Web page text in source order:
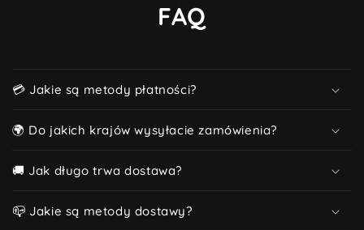
FAQ
💳 Jakie są metody płatności?
🌍 Do jakich krajów wysyłacie zamówienia?
🚚 Jak długo trwa dostawa?
📪 Jakie są metody dostawy?